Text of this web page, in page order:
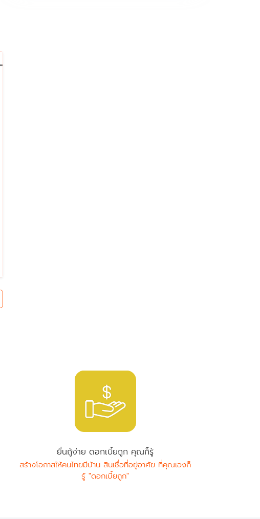
ยื่นกู้ง่าย ดอกเบี้ยถูก คุณก็รู้
สร้างโอกาสให้คนไทยมีบ้าน สินเชื่อที่อยู่อาศัย ที่คุณเองก็
รู้ "ดอกเบี้ยถูก"